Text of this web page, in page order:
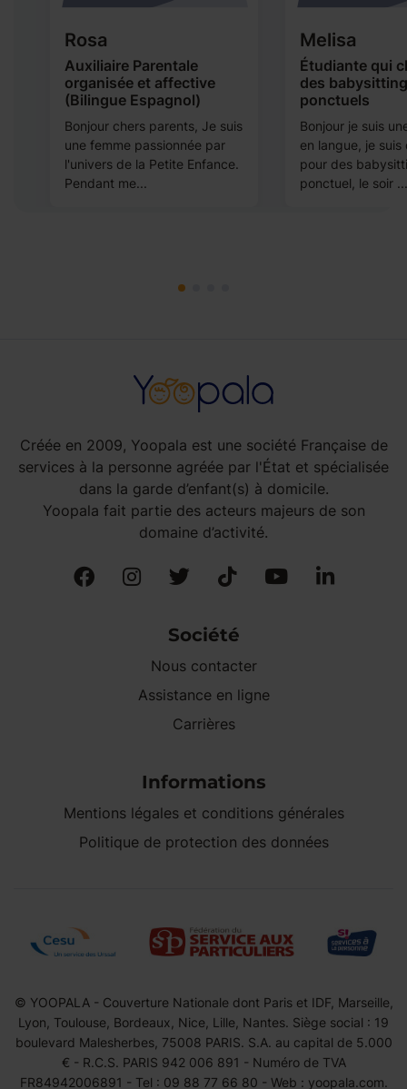
Rosa
Auxiliaire Parentale
organisée et affective
(Bilingue Espagnol)
Bonjour chers parents, Je suis
une femme passionnée par
l'univers de la Petite Enfance.
Pendant me...
Melisa
Étudiante qui
des babysitting
ponctuels
Bonjour je suis
en langue, je suis
pour des
ponctuel, le soir ...
Créée en 2009, Yoopala est une société Française de
services à la personne agréée par l'État et spécialisée
dans la garde d’enfant(s) à domicile.
Yoopala fait partie des acteurs majeurs de son
domaine d’activité.
Société
Nous contacter
Assistance en ligne
Carrières
Informations
Mentions légales et conditions générales
Politique de protection des données
© YOOPALA - Couverture Nationale dont Paris et IDF, Marseille,
Lyon, Toulouse, Bordeaux, Nice, Lille, Nantes. Siège social : 19
boulevard Malesherbes, 75008 PARIS. S.A. au capital de 5.000
€ - R.C.S. PARIS 942 006 891 - Numéro de TVA
FR84942006891 - Tel : 09 88 77 66 80 - Web : yoopala.com.